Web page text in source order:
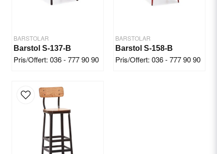
BARSTOLAR
Barstol S-137-B
Pris/Offert: 036 - 777 90 90
BARSTOLAR
Barstol S-158-B
Pris/Offert: 036 - 777 90 90